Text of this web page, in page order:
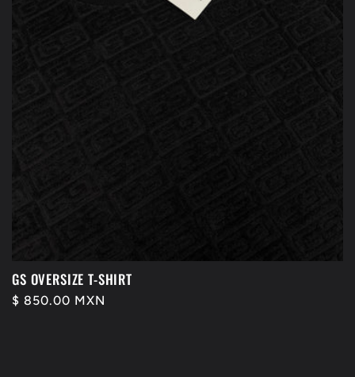
GS OVERSIZE T-SHIRT
Precio
$ 850.00 MXN